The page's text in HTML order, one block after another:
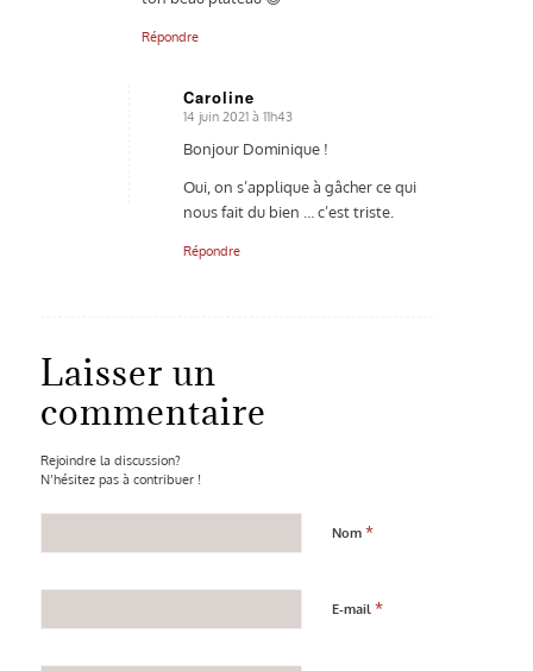
Répondre
Caroline
dit
14 juin 2021 à 11h43
Bonjour Dominique !
Oui, on s’applique à gâcher ce qui
nous fait du bien … c’est triste.
Répondre
Laisser un
commentaire
Rejoindre la discussion?
N’hésitez pas à contribuer !
Nom *
E-mail *